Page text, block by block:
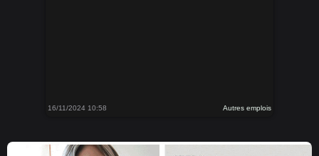
16/11/2024 10:58 Autres emplois